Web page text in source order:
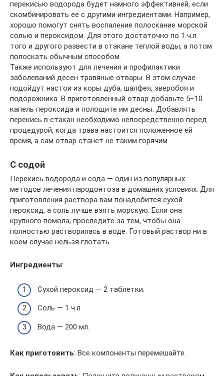
перекисью водорода будет намного эффективней, если
скомбинировать ее с другими ингредиентами. Например,
хорошо помогут снять воспаление полоскание морской
солью и пероксидом. Для этого достаточно по 1 ч.л.
того и другого развести в стакане теплой воды, а потом
полоскать обычным способом.
Также используют для лечения и профилактики
заболеваний десен травяные отвары. В этом случае
подойдут настои из коры дуба, шалфея, зверобоя и
подорожника. В приготовленный отвар добавьте 5−10
капель пероксида и полощите им десны. Добавлять
перекись в стакан необходимо непосредственно перед
процедурой, когда трава настоится положенное ей
время, а сам отвар станет не таким горячим.
С содой
Перекись водорода и сода — один из популярных
методов лечения пародонтоза в домашних условиях. Для
приготовления раствора вам понадобится сухой
пероксид, а соль лучше взять морскую. Если она
крупного помола, проследите за тем, чтобы она
полностью растворилась в воде. Готовый раствор ни в
коем случае нельзя глотать.
Ингредиенты:
Сухой пероксид — 2 таблетки.
Соль — 1 ч.л.
Вода — 200 мл.
Как приготовить: Все компоненты перемешайте.